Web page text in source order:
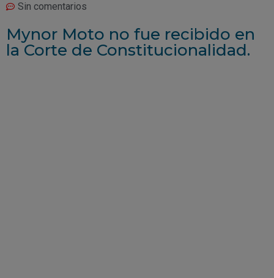
Sin comentarios
Mynor Moto no fue recibido en
la Corte de Constitucionalidad.